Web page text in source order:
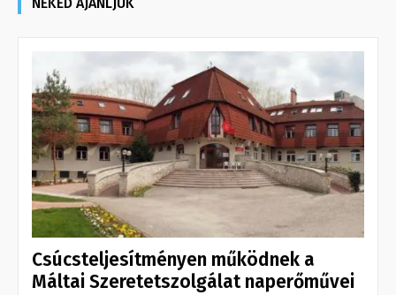
Csúcsteljesítményen működnek a
Máltai Szeretetszolgálat naperőművei